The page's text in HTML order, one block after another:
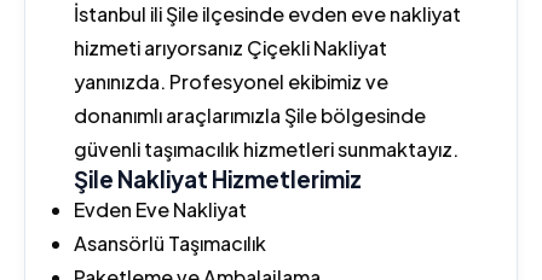
İstanbul ili Şile ilçesinde evden eve nakliyat
hizmeti arıyorsanız Çiçekli Nakliyat
yanınızda. Profesyonel ekibimiz ve
donanımlı araçlarımızla Şile bölgesinde
güvenli taşımacılık hizmetleri sunmaktayız.
Şile Nakliyat Hizmetlerimiz
Evden Eve Nakliyat
Asansörlü Taşımacılık